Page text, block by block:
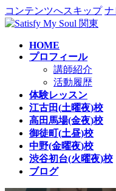
コンテンツへスキップ ナ
HOME
プロフィール
講師紹介
活動履歴
体験レッスン
江古田(土曜夜)校
高田馬場(金夜)校
御徒町(土昼)校
中野(金曜夜)校
渋谷初台(火曜夜)校
ブログ